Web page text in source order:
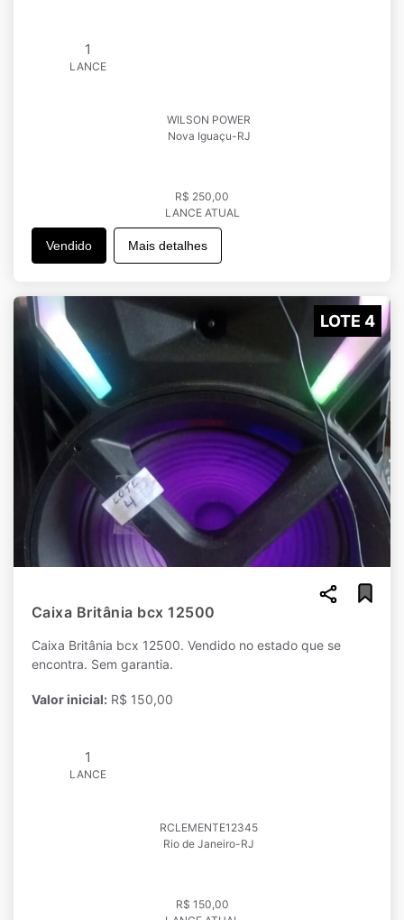
1
LANCE
WILSON POWER
Nova Iguaçu-RJ
R$ 250,00
LANCE ATUAL
Vendido Mais detalhes
LOTE 4
Caixa Britânia bcx 12500
Caixa Britânia bcx 12500. Vendido no estado que se
encontra. Sem garantia.
Valor inicial: R$ 150,00
1
LANCE
RCLEMENTE12345
Rio de Janeiro-RJ
R$ 150,00